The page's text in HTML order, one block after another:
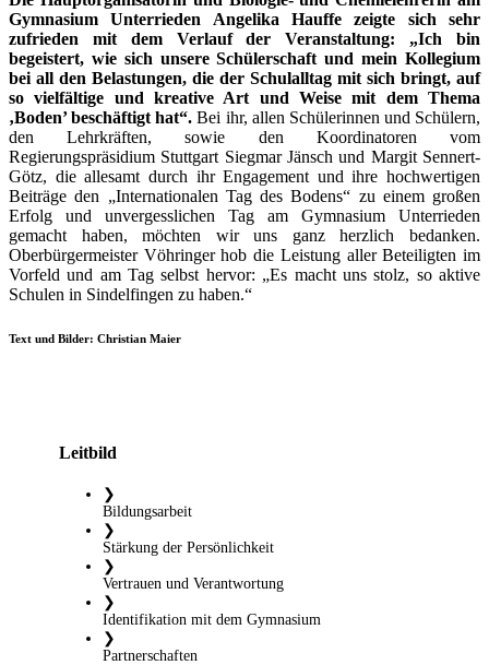
Gymnasium Unterrieden Angelika Hauffe zeigte sich sehr
zufrieden mit dem Verlauf der Veranstaltung: „Ich bin
begeistert, wie sich unsere Schülerschaft und mein Kollegium
bei all den Belastungen, die der Schulalltag mit sich bringt, auf
so vielfältige und kreative Art und Weise mit dem Thema
‚Boden’ beschäftigt hat“. Bei ihr, allen Schülerinnen und Schülern,
den Lehrkräften, sowie den Koordinatoren vom
Regierungspräsidium Stuttgart Siegmar Jänsch und Margit Sennert-
Götz, die allesamt durch ihr Engagement und ihre hochwertigen
Beiträge den „Internationalen Tag des Bodens“ zu einem großen
Erfolg und unvergesslichen Tag am Gymnasium Unterrieden
gemacht haben, möchten wir uns ganz herzlich bedanken.
Oberbürgermeister Vöhringer hob die Leistung aller Beteiligten im
Vorfeld und am Tag selbst hervor: „Es macht uns stolz, so aktive
Schulen in Sindelfingen zu haben.“
Text und Bilder: Christian Maier
Leitbild
❯
Bildungsarbeit
❯
Stärkung der Persönlichkeit
❯
Vertrauen und Verantwortung
❯
Identifikation mit dem Gymnasium
❯
Partnerschaften